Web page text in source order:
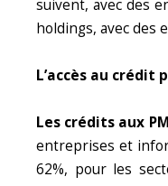
suivent, avec des
holdings, avec des
L’accès au crédit
Les crédits aux
entreprises et
62%, pour les